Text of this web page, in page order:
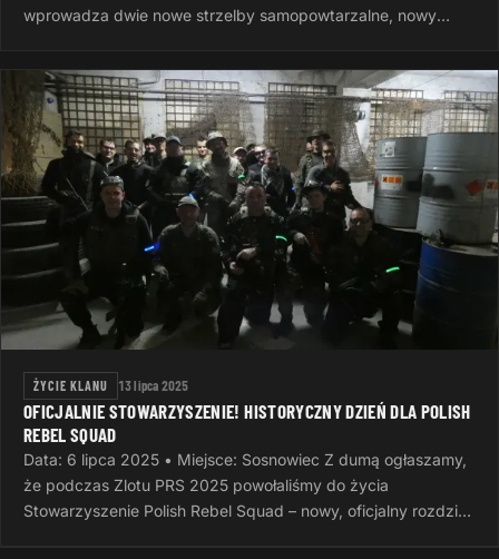
wprowadza dwie nowe strzelby samopowtarzalne, nowy
ŻYCIE KLANU 13 lipca 2025
OFICJALNIE STOWARZYSZENIE! HISTORYCZNY DZIEŃ DLA POLISH
REBEL SQUAD
Data: 6 lipca 2025 • Miejsce: Sosnowiec Z dumą ogłaszamy,
że podczas Zlotu PRS 2025 powołaliśmy do życia
Stowarzyszenie Polish Rebel Squad – nowy, oficjalny rozdział